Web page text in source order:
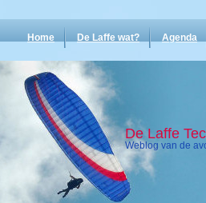
Home De Laffe wat? Agenda
De Laffe
Weblog van de